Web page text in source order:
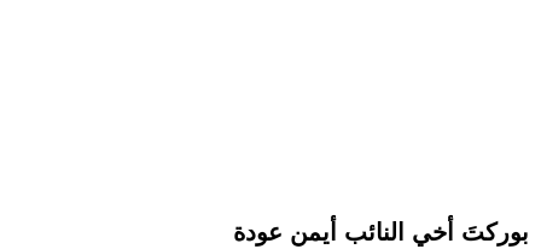
بوركتَ أخي النائب أيمن عودة